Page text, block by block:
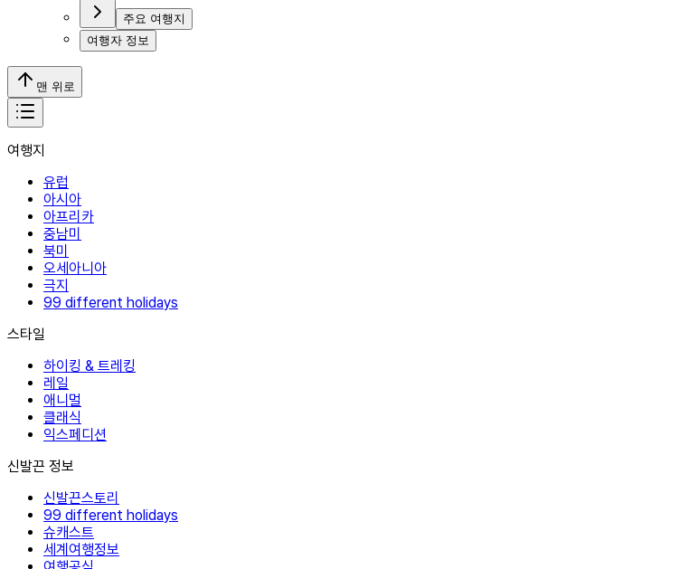
주요 여행지
여행자 정보
맨 위로
여행지
유럽
아시아
아프리카
중남미
북미
오세아니아
극지
99 different holidays
스타일
하이킹 & 트레킹
레일
애니멀
클래식
익스페디션
신발끈 정보
신발끈스토리
99 different holidays
슈캐스트
세계여행정보